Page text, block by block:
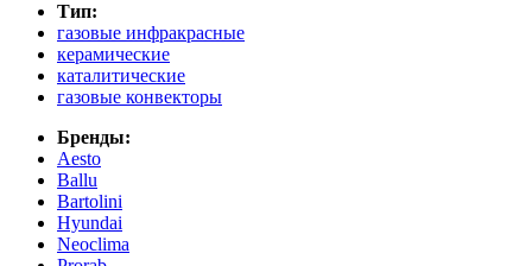
Тип:
газовые инфракрасные
керамические
каталитические
газовые конвекторы
Бренды:
Aesto
Ballu
Bartolini
Hyundai
Neoclima